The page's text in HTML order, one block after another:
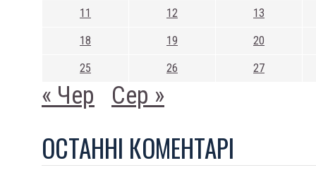
11 12 13
18 19 20
25 26 27
« Чер Сер »
ОСТАННI КОМЕНТАРI